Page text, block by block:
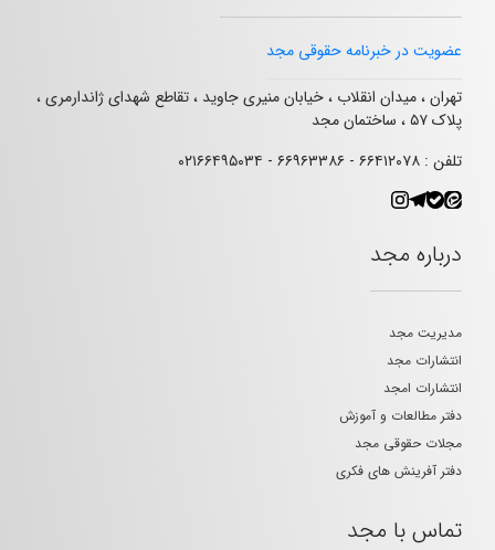
عضویت در خبرنامه حقوقی مجد
تهران ، میدان انقلاب ، خیابان منیری جاوید ، تقاطع شهدای ژاندارمری ،
پلاک ۵۷ ، ساختمان مجد
تلفن : ۶۶۴۱۲۰۷۸ - ۶۶۹۶۳۳۸۶ - ۰۲۱۶۶۴۹۵۰۳۴
درباره مجد
مدیریت مجد
انتشارات مجد
انتشارات امجد
دفتر مطالعات و آموزش
مجلات حقوقی مجد
دفتر آفرینش های فکری
تماس با مجد